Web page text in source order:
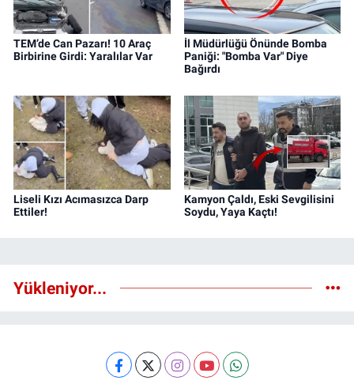
TEM’de Can Pazarı! 10 Araç
Birbirine Girdi: Yaralılar Var
İl Müdürlüğü Önünde Bomba
Paniği: "Bomba Var" Diye
Bağırdı
Liseli Kızı Acımasızca Darp
Ettiler!
Kamyon Çaldı, Eski Sevgilisini
Soydu, Yaya Kaçtı!
Yükleniyor...